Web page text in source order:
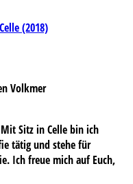
(2018)
Sitz in Celle bin ich
tätig und stehe für
Ich freue mich auf Euch,